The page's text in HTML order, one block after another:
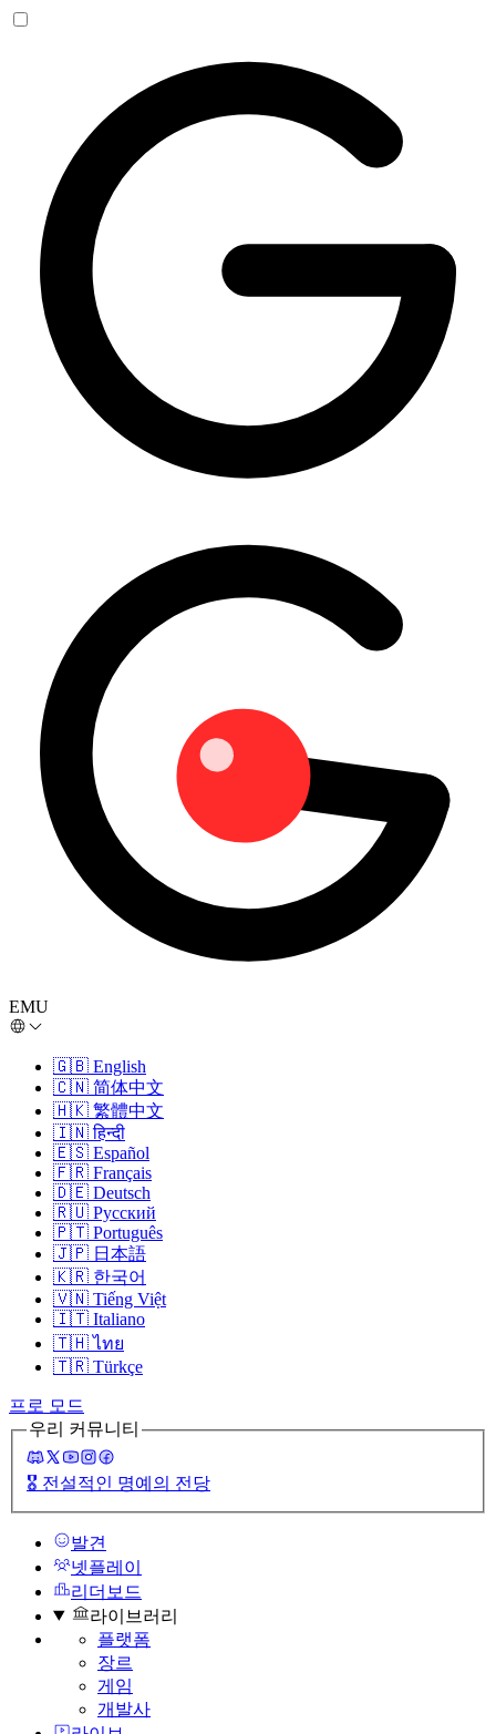
EMU
🇬🇧 English
🇨🇳 简体中文
🇭🇰 繁體中文
🇮🇳 हिन्दी
🇪🇸 Español
🇫🇷 Français
🇩🇪 Deutsch
🇷🇺 Русский
🇵🇹 Português
🇯🇵 日本語
🇰🇷 한국어
🇻🇳 Tiếng Việt
🇮🇹 Italiano
🇹🇭 ไทย
🇹🇷 Türkçe
프로 모드
우리 커뮤니티
🎖️ 전설적인 명예의 전당
발견
넷플레이
리더보드
라이브러리
플랫폼
장르
게임
개발사